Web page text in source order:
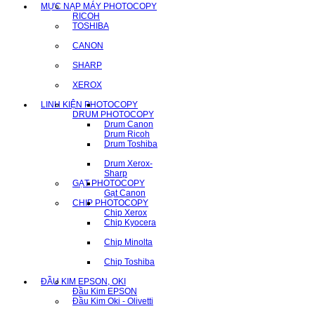
MỰC NẠP MÁY PHOTOCOPY
RICOH
TOSHIBA
CANON
SHARP
XEROX
LINH KIỆN PHOTOCOPY
DRUM PHOTOCOPY
Drum Canon
Drum Ricoh
Drum Toshiba
Drum Xerox-
Sharp
GẠT PHOTOCOPY
Gạt Canon
CHIP PHOTOCOPY
Chip Xerox
Chip Kyocera
Chip Minolta
Chip Toshiba
ĐẦU KIM EPSON, OKI
Đầu Kim EPSON
Đầu Kim Oki - Olivetti